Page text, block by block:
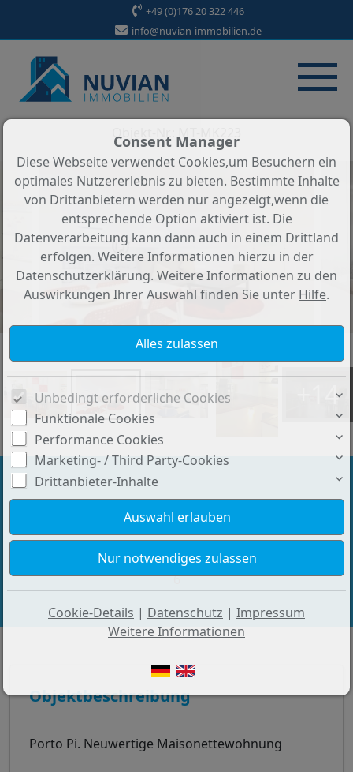
+49 (0)176 20 322 446
info@nuvian-immobilien.de
Objekt 3 von 46
Mallorca - Porto Pi. Neuwertige
Maisonettewohnung
Objekt-Nr.: MT-MK223
+14
Preis:
924.000 €
Wohnfläche ca.:
Zimmeranzahl:
6
Objektbeschreibung
Porto Pi. Neuwertige Maisonettewohnung
Consent Manager
Diese Webseite verwendet Cookies,um Besuchern ein
optimales Nutzererlebnis zu bieten. Bestimmte Inhalte
von Drittanbietern werden nur angezeigt,wenn die
entsprechende Option aktiviert ist. Die
Datenverarbeitung kann dann auch in einem Drittland
erfolgen. Weitere Informationen hierzu in der
Datenschutzerklärung. Weitere Informationen zu den
Auswirkungen Ihrer Auswahl finden Sie unter Hilfe.
Unbedingt erforderliche Cookies
Funktionale Cookies
Performance Cookies
Marketing- / Third Party-Cookies
Drittanbieter-Inhalte
Cookie-Details | Datenschutz | Impressum
Weitere Informationen